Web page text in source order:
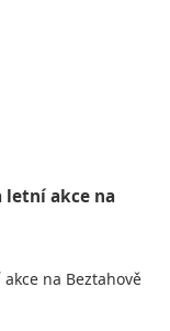
letní akce na
na Beztahově